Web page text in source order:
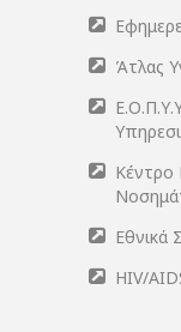
Άτλας
Κέντρο
Εθνικά
HIV/